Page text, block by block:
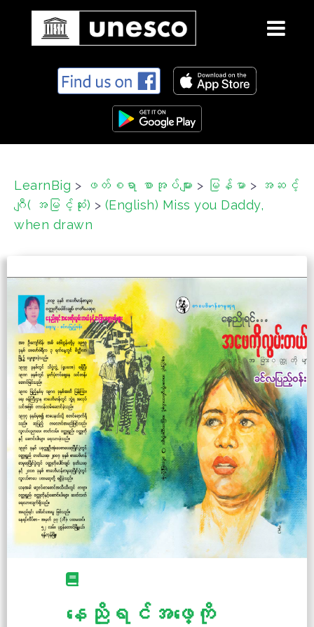
n
LearnBig > ဖတ်စရာ စာအုပ်များ > မြန်မာ > အဆင့်
ဂျီ( အမြင့်ဆုံး) > (English) Miss you Daddy,
when drawn
နေညိုရင်အဖေ့ကို